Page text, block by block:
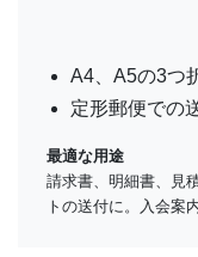
A4、A5の3つ
定形郵便での
最適な用途
請求書、明細書、見
トの送付に。入会案